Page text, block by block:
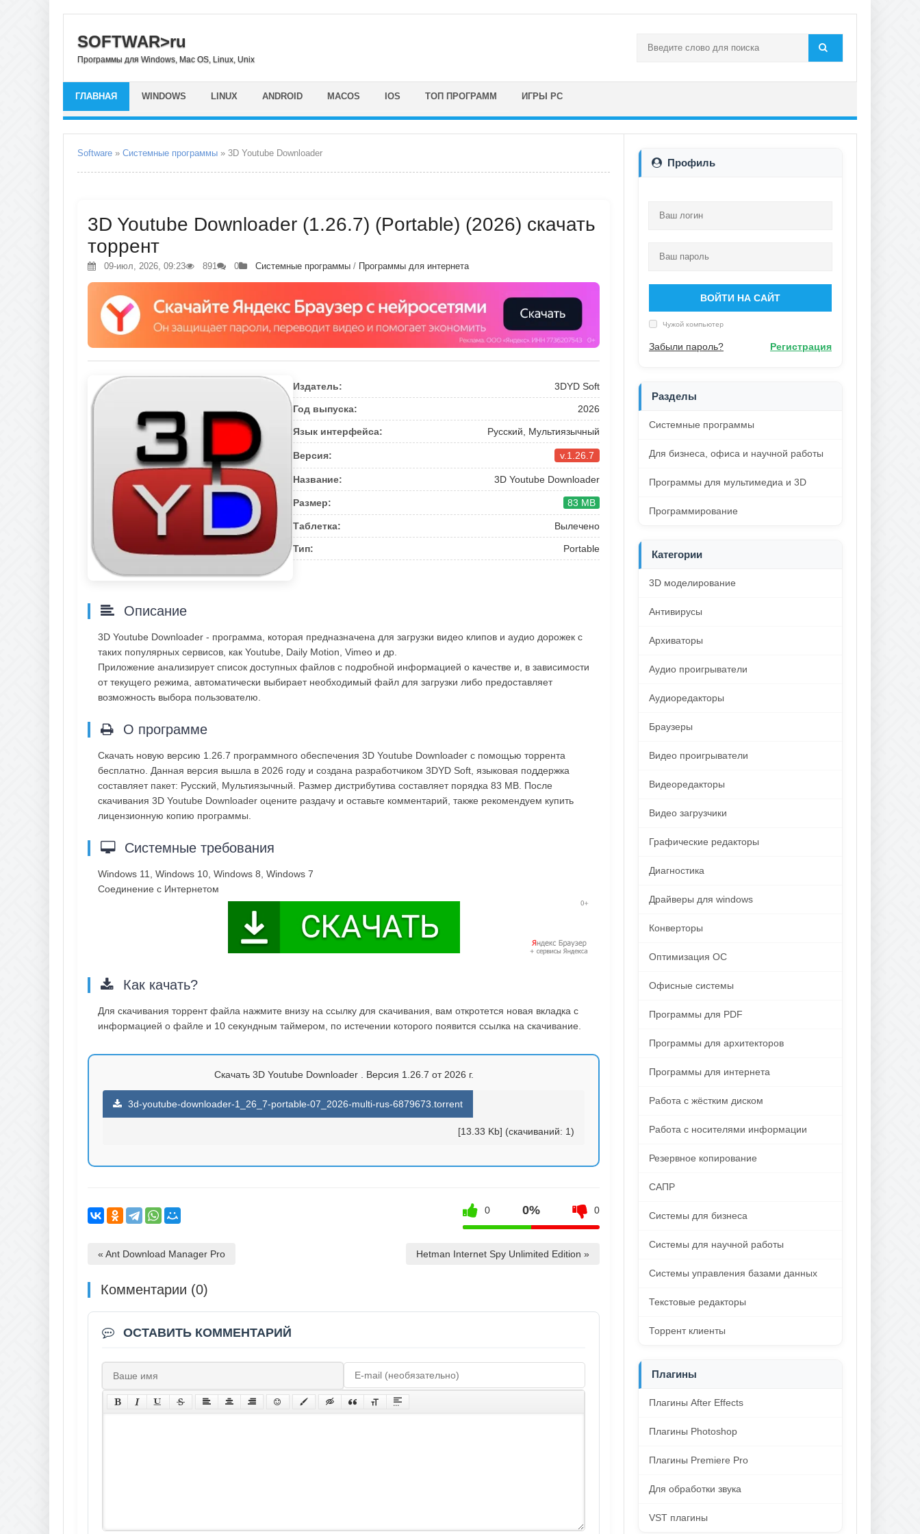
SOFTWAR>ru
Программы для Windows, Mac OS, Linux, Unix
ГЛАВНАЯ WINDOWS LINUX ANDROID MACOS IOS ТОП ПРОГРАММ ИГРЫ PC
Software » Системные программы » 3D Youtube Downloader
3D Youtube Downloader (1.26.7) (Portable) (2026) скачать
торрент
09-июл, 2026, 09:23 891 0 Системные программы / Программы для интернета
Издатель: 3DYD Soft
Год выпуска: 2026
Язык интерфейса: Русский, Мультиязычный
Версия: v.1.26.7
Название: 3D Youtube Downloader
Размер: 83 MB
Таблетка: Вылечено
Тип: Portable
Описание
3D Youtube Downloader - программа, которая предназначена для загрузки видео клипов и аудио дорожек с
таких популярных сервисов, как Youtube, Daily Motion, Vimeo и др.
Приложение анализирует список доступных файлов с подробной информацией о качестве и, в зависимости
от текущего режима, автоматически выбирает необходимый файл для загрузки либо предоставляет
возможность выбора пользователю.
О программе
Скачать новую версию 1.26.7 программного обеспечения 3D Youtube Downloader с помощью торрента
бесплатно. Данная версия вышла в 2026 году и создана разработчиком 3DYD Soft, языковая поддержка
составляет пакет: Русский, Мультиязычный. Размер дистрибутива составляет порядка 83 MB. После
скачивания 3D Youtube Downloader оцените раздачу и оставьте комментарий, также рекомендуем купить
лицензионную копию программы.
Системные требования
Windows 11, Windows 10, Windows 8, Windows 7
Соединение с Интернетом
Как качать?
Для скачивания торрент файла нажмите внизу на ссылку для скачивания, вам откротется новая вкладка с
информацией о файле и 10 секундным таймером, по истечении которого появится ссылка на скачивание.
Скачать 3D Youtube Downloader . Версия 1.26.7 от 2026 г.
3d-youtube-downloader-1_26_7-portable-07_2026-multi-rus-6879673.torrent
[13.33 Kb] (cкачиваний: 1)
0 0% 0
« Ant Download Manager Pro Hetman Internet Spy Unlimited Edition »
Комментарии (0)
ОСТАВИТЬ КОММЕНТАРИЙ
Профиль
ВОЙТИ НА САЙТ
Чужой компьютер
Забыли пароль? Регистрация
Разделы
Системные программы
Для бизнеса, офиса и научной работы
Программы для мультимедиа и 3D
Программирование
Категории
3D моделирование
Антивирусы
Архиваторы
Аудио проигрыватели
Аудиоредакторы
Браузеры
Видео проигрыватели
Видеоредакторы
Видео загрузчики
Графические редакторы
Диагностика
Драйверы для windows
Конверторы
Оптимизация ОС
Офисные системы
Программы для PDF
Программы для архитекторов
Программы для интернета
Работа с жёстким диском
Работа с носителями информации
Резервное копирование
САПР
Системы для бизнеса
Системы для научной работы
Системы управления базами данных
Текстовые редакторы
Торрент клиенты
Плагины
Плагины After Effects
Плагины Photoshop
Плагины Premiere Pro
Для обработки звука
VST плагины